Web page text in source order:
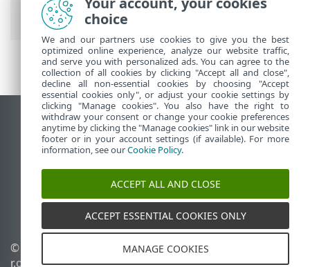
работата на клиентите
Преглед на настолна версия на сайт
End of Life
База със знания на ESET
Форум на ESET
ESET Status Portal
Регионална поддръжка
© 1992 - 2026 ESET, spol. s
r.o. – всички права
бисквитките
choice
We and our partners use cookies to give you the best
optimized online experience, analyze our website traffic,
and serve you with personalized ads. You can agree to the
collection of all cookies by clicking "Accept all and close",
decline all non-essential cookies by choosing "Accept
essential cookies only", or adjust your cookie settings by
clicking "Manage cookies". You also have the right to
withdraw your consent or change your cookie preferences
anytime by clicking the "Manage cookies" link in our website
footer or in your account settings (if available). For more
information, see ourCookie Policy.
ACCEPT ALL AND CLOSE
ACCEPT ESSENTIAL COOKIES ONLY
MANAGE COOKIES